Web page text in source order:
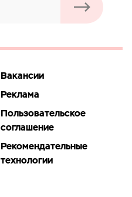
Вакансии
Реклама
Пользовательское
соглашение
Рекомендательные
технологии